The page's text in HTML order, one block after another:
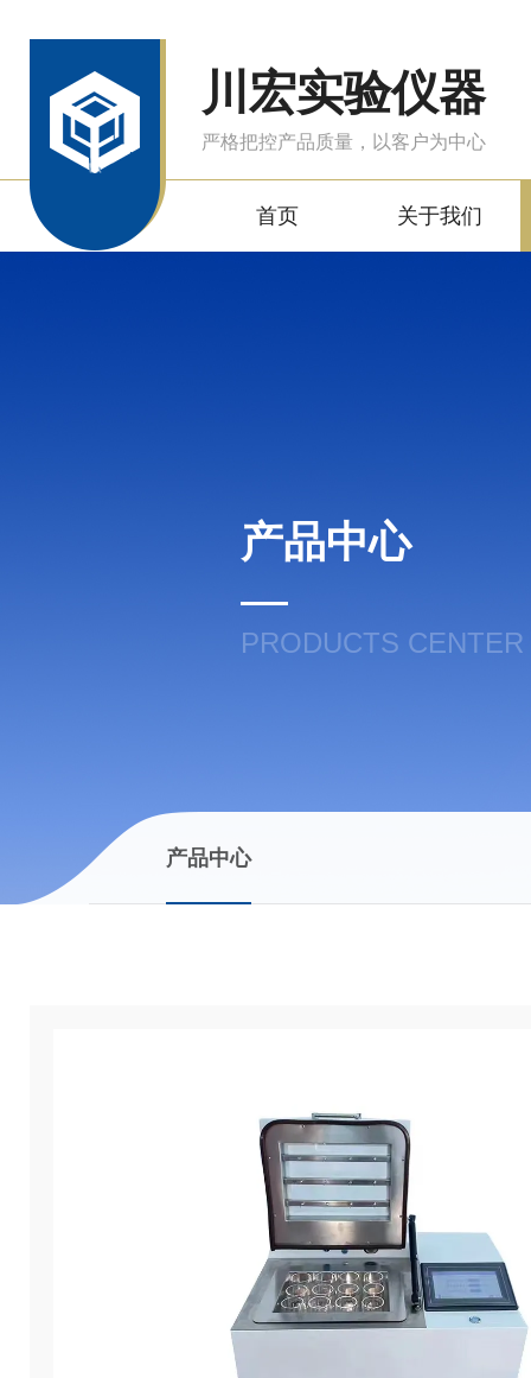
川宏实验仪器
严格把控产品质量，以客户为中心
首页 关于我们
产品中心
PRODUCTS CENTER
产品中心